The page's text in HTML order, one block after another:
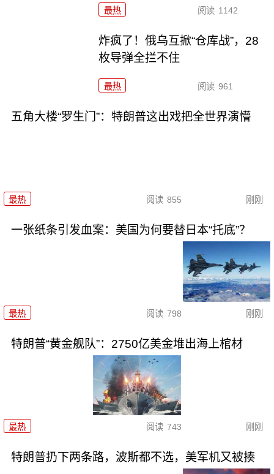
最热 阅读 1142
炸疯了！俄乌互掀“仓库战”，28
枚导弹全拦不住
最热 阅读 961
五角大楼“罗生门”：特朗普这出戏把全世界演懵
最热 阅读 855 刚刚
一张纸条引发血案：美国为何要替日本“托底”？
最热 阅读 798 刚刚
特朗普“黄金舰队”：2750亿美金堆出海上棺材
最热 阅读 743 刚刚
特朗普扔下两条路，波斯都不选，美军机又被揍